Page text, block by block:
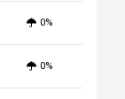
0%
0%